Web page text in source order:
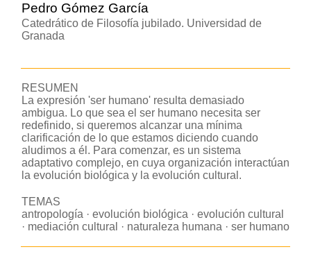
Pedro Gómez García
Catedrático de Filosofía jubilado. Universidad de
Granada
RESUMEN
La expresión 'ser humano' resulta demasiado
ambigua. Lo que sea el ser humano necesita ser
redefinido, si queremos alcanzar una mínima
clarificación de lo que estamos diciendo cuando
aludimos a él. Para comenzar, es un sistema
adaptativo complejo, en cuya organización interactúan
la evolución biológica y la evolución cultural.
TEMAS
antropología · evolución biológica · evolución cultural
· mediación cultural · naturaleza humana · ser humano